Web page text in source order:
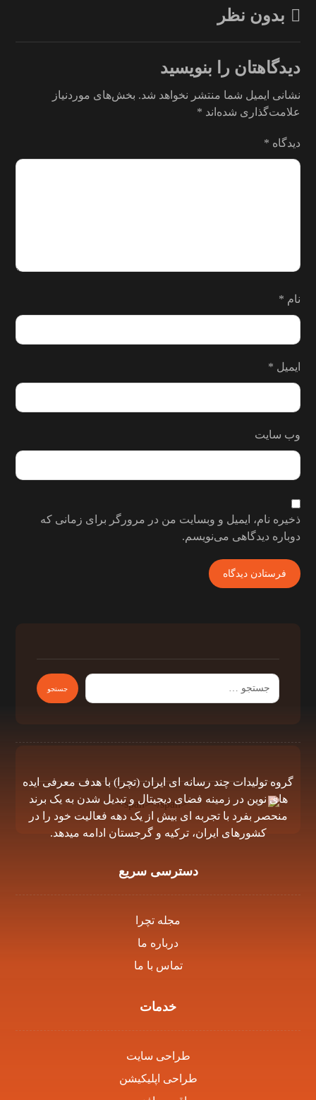
بدون نظر
دیدگاهتان را بنویسید
نشانی ایمیل شما منتشر نخواهد شد. بخش‌های موردنیاز
علامت‌گذاری شده‌اند *
دیدگاه *
نام *
ایمیل *
وب‌ سایت
ذخیره نام، ایمیل و وبسایت من در مرورگر برای زمانی که
دوباره دیدگاهی می‌نویسم.
گروه توليدات چند رسانه اى ايران (تچرا) با هدف معرفى ايده
هاى نوين در زمينه فضاى ديجيتال و تبديل شدن به يک برند
منحصر بفرد با تجربه اى بيش از يک دهه فعاليت خود را در
كشورهاى ايران، تركيه و گرجستان ادامه ميدهد.
دسترسی سریع
مجله تچرا
درباره ما
تماس با ما
خدمات
طراحی سایت
طراحی اپلیکیشن